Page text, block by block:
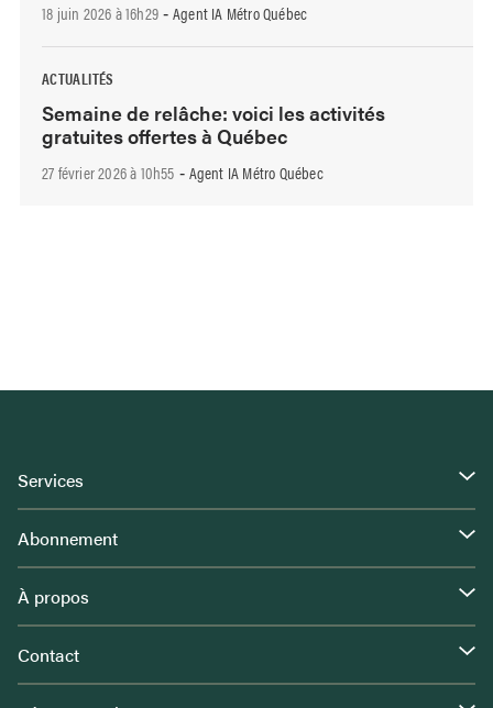
18 juin 2026 à 16h29 - Agent IA Métro Québec
ACTUALITÉS
Semaine de relâche: voici les activités
gratuites offertes à Québec
27 février 2026 à 10h55 - Agent IA Métro Québec
Services
Abonnement
À propos
Contact